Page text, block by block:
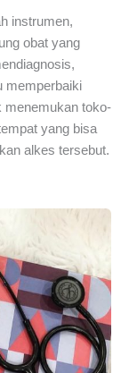
instrumen,
obat yang
memperbaiki
menemukan toko-
yang bisa
alkes tersebut.